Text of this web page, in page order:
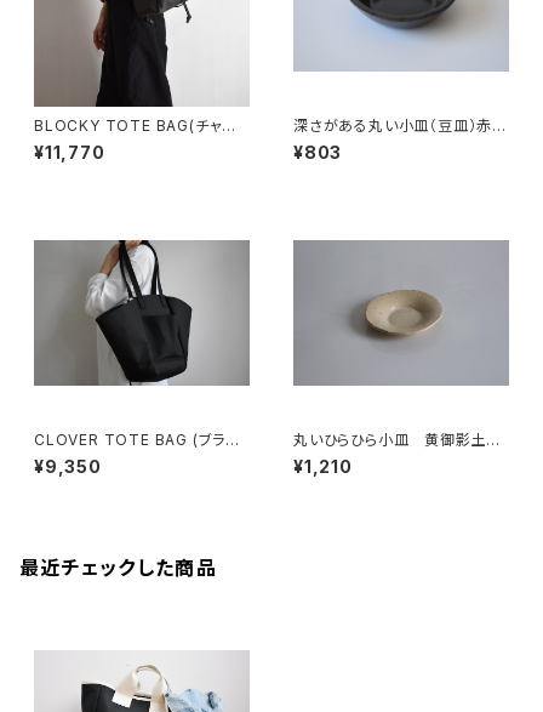
BLOCKY TOTE BAG(チャコ
ール/グレー)
¥11,770
深さがある丸い小皿（豆皿）赤土
×錆釉
¥803
CLOVER TOTE BAG (ブラッ
ク)
¥9,350
丸いひらひら小皿 黄御影土×
白失透釉
¥1,210
最近チェックした商品